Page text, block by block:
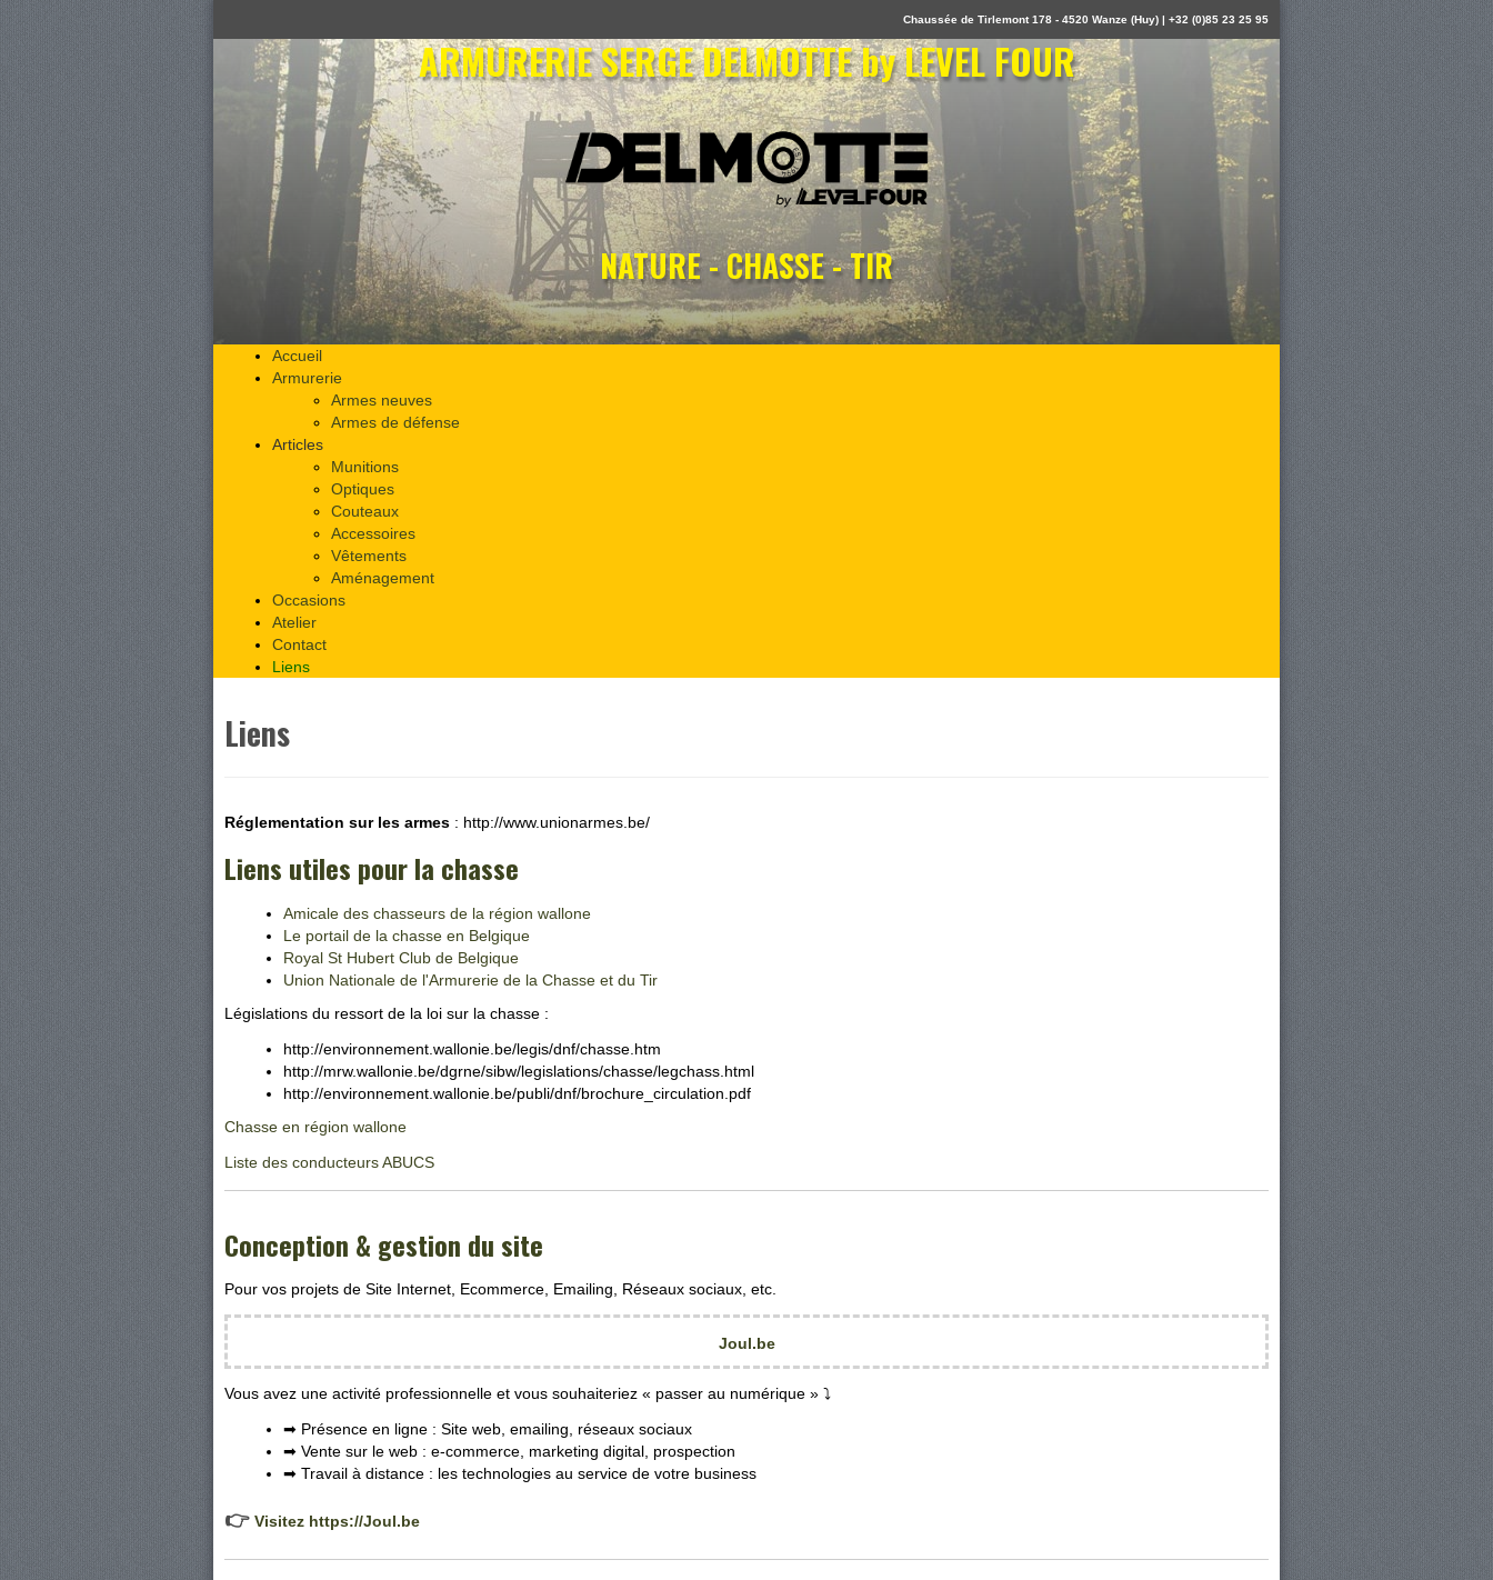
Chaussée de Tirlemont 178 - 4520 Wanze (Huy) | +32 (0)85 23 25 95
ARMURERIE SERGE DELMOTTE by LEVEL FOUR
NATURE - CHASSE - TIR
Accueil
Armurerie
Armes neuves
Armes de défense
Articles
Munitions
Optiques
Couteaux
Accessoires
Vêtements
Aménagement
Occasions
Atelier
Contact
Liens
Liens
Réglementation sur les armes : http://www.unionarmes.be/
Liens utiles pour la chasse
Amicale des chasseurs de la région wallone
Le portail de la chasse en Belgique
Royal St Hubert Club de Belgique
Union Nationale de l'Armurerie de la Chasse et du Tir
Législations du ressort de la loi sur la chasse :
http://environnement.wallonie.be/legis/dnf/chasse.htm
http://mrw.wallonie.be/dgrne/sibw/legislations/chasse/legchass.html
http://environnement.wallonie.be/publi/dnf/brochure_circulation.pdf
Chasse en région wallone
Liste des conducteurs ABUCS
Conception & gestion du site
Pour vos projets de Site Internet, Ecommerce, Emailing, Réseaux sociaux, etc.
Joul.be
Vous avez une activité professionnelle et vous souhaiteriez « passer au numérique » ⤵
➡ Présence en ligne : Site web, emailing, réseaux sociaux
➡ Vente sur le web : e-commerce, marketing digital, prospection
➡ Travail à distance : les technologies au service de votre business
👉 Visitez https://Joul.be